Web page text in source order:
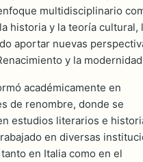
multidisciplinario
historia y la teoría cultural,
aportar nuevas
y la
académicamente en
de renombre, donde se
estudios literarios e
en diversas
en Italia como en el